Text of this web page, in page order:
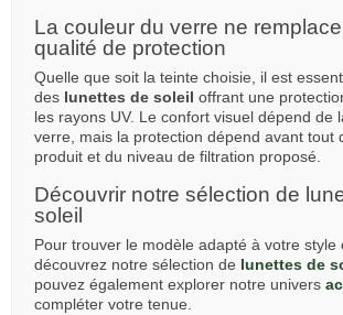
La couleur du verre ne
qualité de protection
Quelle que soit la teinte choisie, il est
des lunettes de soleil offrant une
les rayons UV. Le confort visuel dépend de
verre, mais la protection dépend avant tout
produit et du niveau de filtration proposé.
Découvrir notre sélection de
soleil
Pour trouver le modèle adapté à votre style
découvrez notre sélection de lunettes de
pouvez également explorer notre univers
compléter votre tenue.